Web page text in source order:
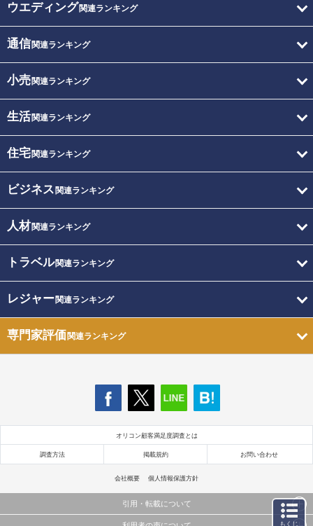
ウエディング関連ランキング
通信関連ランキング
小売関連ランキング
生活関連ランキング
住宅関連ランキング
ビジネス 関連ランキング
人材関連ランキング
トラベル関連ランキング
レジャー関連ランキング
専門家評価関連ランキング
オリコン顧客満足度調査とは
調査方法 掲載規約 お問い合わせ
会社概要 個人情報保護方針
引用・転載について
もくじ